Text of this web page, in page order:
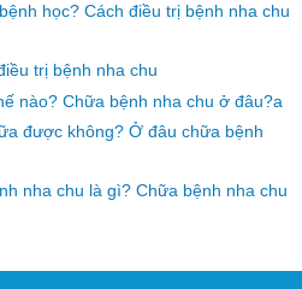
học? Cách điều trị bệnh nha chu
trị bệnh nha chu
nào? Chữa bệnh nha chu ở đâu?a
được không? Ở đâu chữa bệnh
nha chu là gì? Chữa bệnh nha chu